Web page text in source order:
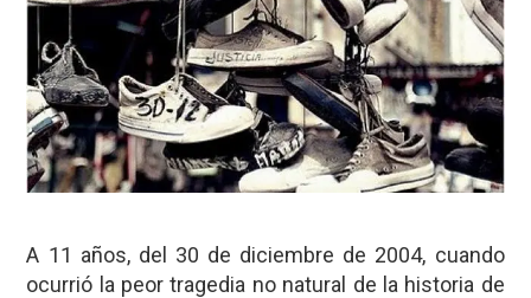
A 11 años, del 30 de diciembre de 2004, cuando
ocurrió la peor tragedia no natural de la historia de